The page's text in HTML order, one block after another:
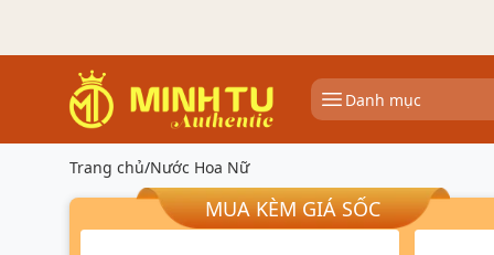
Danh mục
Trang chủ/Nước Hoa Nữ
MUA KÈM GIÁ SỐC